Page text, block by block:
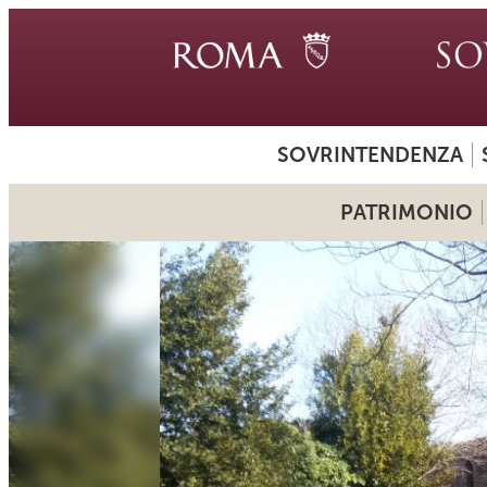
SOVRINTENDENZA
PATRIMONIO